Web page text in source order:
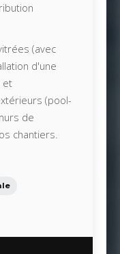
(avec
d'une
et
(pool-
de
chantiers.